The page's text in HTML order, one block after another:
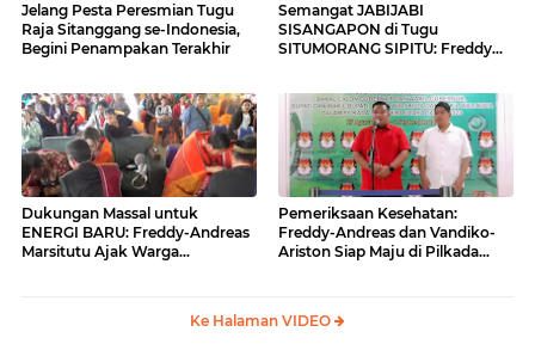
Jelang Pesta Peresmian Tugu
Raja Sitanggang se-Indonesia,
Begini Penampakan Terakhir
Semangat JABIJABI
SISANGAPON di Tugu
SITUMORANG SIPITU: Freddy
Dukungan Massal untuk
ENERGI BARU: Freddy-Andreas
Marsitutu Ajak Warga
Pemeriksaan Kesehatan:
Freddy-Andreas dan Vandiko-
Ariston Siap Maju di Pilkada
Ke Halaman VIDEO